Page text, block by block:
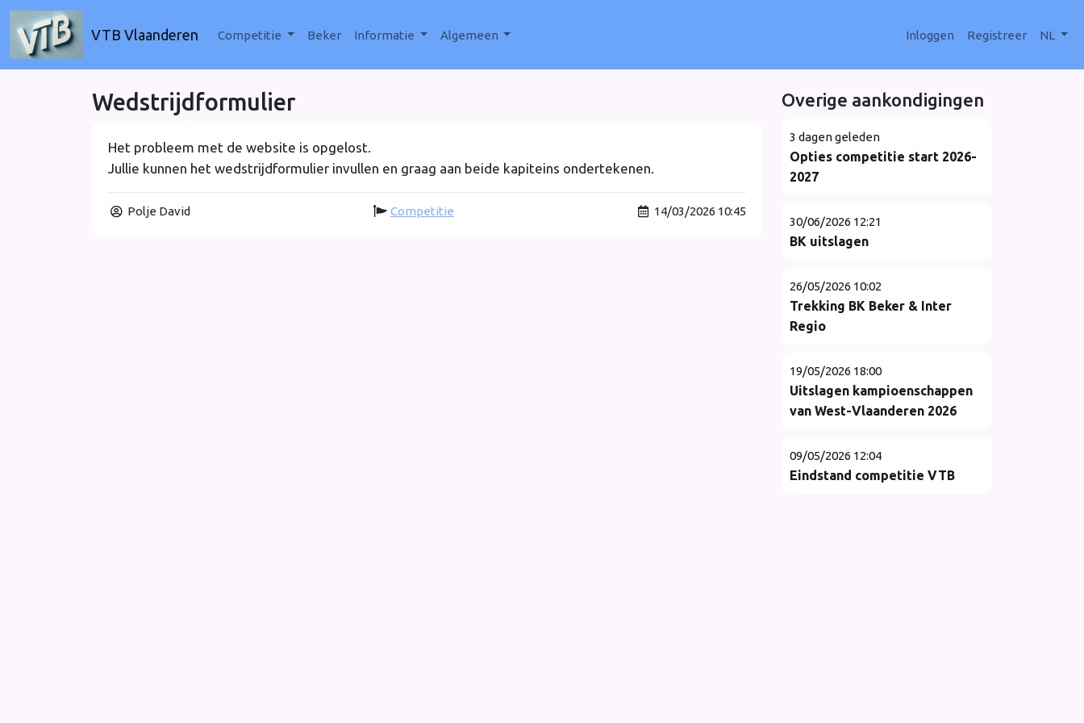
VTB Vlaanderen Competitie Beker Informatie Algemeen Inloggen Registreer NL
Wedstrijdformulier
Het probleem met de website is opgelost.
Jullie kunnen het wedstrijdformulier invullen en graag aan beide kapiteins ondertekenen.
Polje David Competitie 14/03/2026 10:45
Overige aankondigingen
3 dagen geleden
Opties competitie start 2026-
2027
30/06/2026 12:21
BK uitslagen
26/05/2026 10:02
Trekking BK Beker & Inter
Regio
19/05/2026 18:00
Uitslagen kampioenschappen
van West-Vlaanderen 2026
09/05/2026 12:04
Eindstand competitie VTB